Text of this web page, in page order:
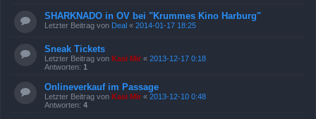
SHARKNADO in OV bei "Krummes Kino Harburg"
Letzter Beitrag von Deal « 2014-01-17 18:25
Sneak Tickets
Letzter Beitrag von Kasi Mir « 2013-12-17 0:18
Antworten: 1
Onlineverkauf im Passage
Letzter Beitrag von Kasi Mir « 2013-12-10 0:48
Antworten: 4